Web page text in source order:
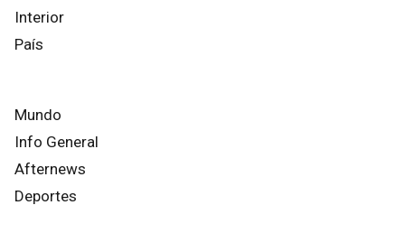
Interior
País
Mundo
Info General
Afternews
Deportes